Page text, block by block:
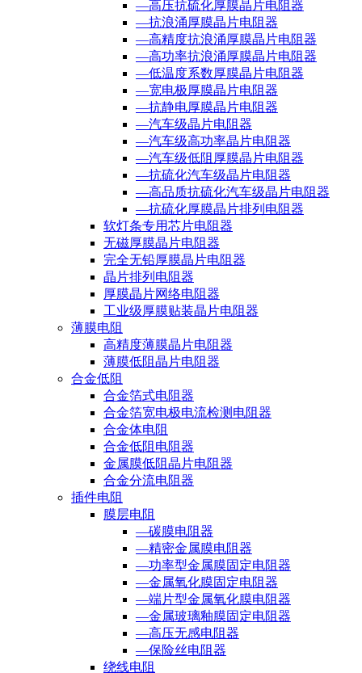
—高压抗硫化厚膜晶片电阻器
—抗浪涌厚膜晶片电阻器
—高精度抗浪涌厚膜晶片电阻器
—高功率抗浪涌厚膜晶片电阻器
—低温度系数厚膜晶片电阻器
—宽电极厚膜晶片电阻器
—抗静电厚膜晶片电阻器
—汽车级晶片电阻器
—汽车级高功率晶片电阻器
—汽车级低阻厚膜晶片电阻器
—抗硫化汽车级晶片电阻器
—高品质抗硫化汽车级晶片电阻器
—抗硫化厚膜晶片排列电阻器
软灯条专用芯片电阻器
无磁厚膜晶片电阻器
完全无铅厚膜晶片电阻器
晶片排列电阻器
厚膜晶片网络电阻器
工业级厚膜贴装晶片电阻器
薄膜电阻
高精度薄膜晶片电阻器
薄膜低阻晶片电阻器
合金低阻
合金箔式电阻器
合金箔宽电极电流检测电阻器
合金体电阻
合金低阻电阻器
金属膜低阻晶片电阻器
合金分流电阻器
插件电阻
膜层电阻
—碳膜电阻器
—精密金属膜电阻器
—功率型金属膜固定电阻器
—金属氧化膜固定电阻器
—端片型金属氧化膜电阻器
—金属玻璃釉膜固定电阻器
—高压无感电阻器
—保险丝电阻器
绕线电阻